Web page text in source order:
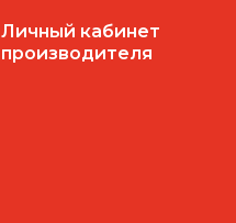
Личный кабинет
производителя